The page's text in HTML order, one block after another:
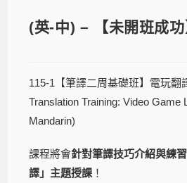
(英-中) – 【未開班成功
115-1【筆譯二周基礎班】電玩翻
Translation Training: Video
Mandarin)
課程將會針對筆譯技巧介紹與練
譯」主題授課 ！